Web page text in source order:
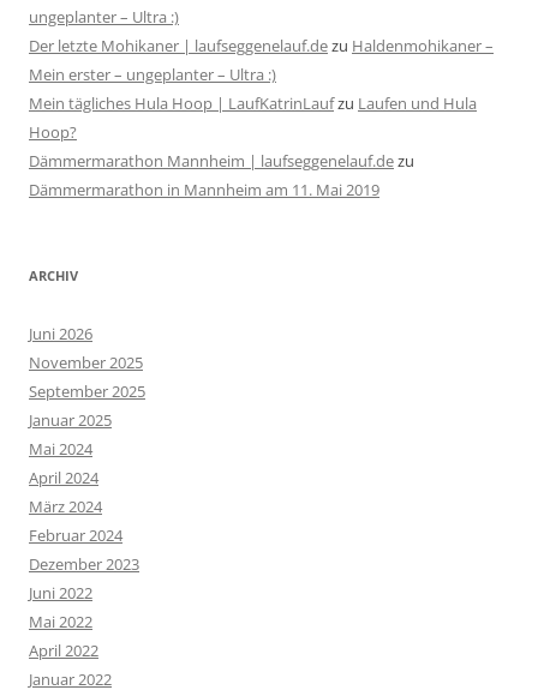
ungeplanter – Ultra :)
Der letzte Mohikaner | laufseggenelauf.dezu Haldenmohikaner –
Mein erster – ungeplanter – Ultra :)
Mein tägliches Hula Hoop | LaufKatrinLaufzu Laufen und Hula
Hoop?
Dämmermarathon Mannheim | laufseggenelauf.dezu
Dämmermarathon in Mannheim am 11. Mai 2019
ARCHIV
Juni 2026
November 2025
September 2025
Januar 2025
Mai 2024
April 2024
März 2024
Februar 2024
Dezember 2023
Juni 2022
Mai 2022
April 2022
Januar 2022